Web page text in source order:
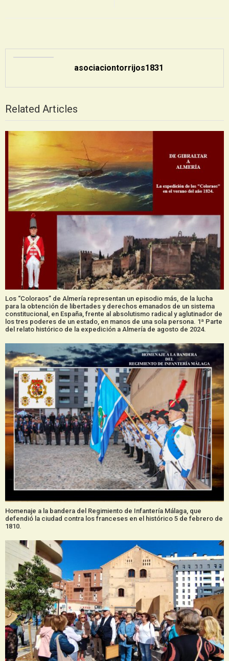
asociaciontorrijos1831
Related Articles
Los “Coloraos” de Almería representan un episodio más, de la lucha
para la obtención de libertades y derechos emanados de un sistema
constitucional, en España, frente al absolutismo radical y aglutinador de
los tres poderes de un estado, en manos de una sola persona. 1ª Parte
del relato histórico de la expedición a Almería de agosto de 2024.
Homenaje a la bandera del Regimiento de Infantería Málaga, que
defendió la ciudad contra los franceses en el histórico 5 de febrero de
1810.